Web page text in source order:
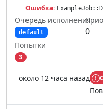
Ошибка:
Очередь исполнения
default 0
Попытки
3
около 12 часа назад